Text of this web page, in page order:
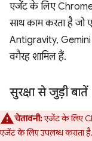
एजेंट के लिए
साथ काम करता है जो
Antigravity,
वगैरह शामिल हैं.
सुरक्षा से जुड़ी बातें
चेतावनी:एजेंट के लिए
एजेंट के लिए उपलब्ध कराता